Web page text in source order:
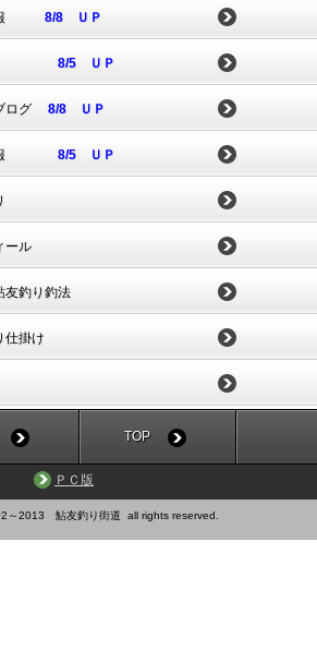
8/8 ＵＰ
記 8/5 ＵＰ
ログ 8/8 ＵＰ
8/5 ＵＰ
ール
友釣り釣法
仕掛け
TOP
ＰＣ版
～2013 鮎友釣り街道 all rights reserved.